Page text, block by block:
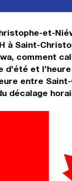
et-
à Saint-
comment
d’été et
entre
décalage